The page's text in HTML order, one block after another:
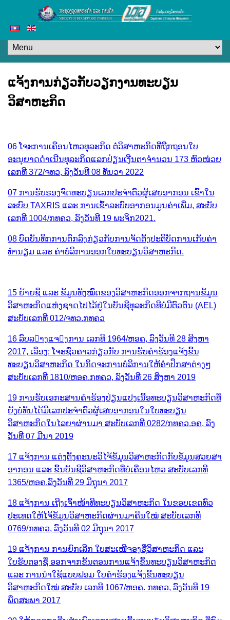
​ແຈ້ງ​ການ​ກ່ຽວກັບວຽກງານທະບຽນ
ວິສາຫະກິດ
06 ໂຈະການເຄືອນໄຫວທຸລະກິດ ຕໍ່ວິສາຫະກິດທີ່ຖືກຖອນໃບ
ອະນຸຍາດດຳເນີນທຸລະກິດແລກປ່ຽນເງີນຕາຈຳນວນ 173 ຫົວໜ່ວຍ
ເລກທີ 372/ຈທວ, ລົງວັນທີ 08 ທັນວາ 2022
07 ການຮັບຮອງຈົດທະບຽນເລກປະຈຳຕົວຜູ້ເສຍອາກອນ ເຂົ້າໃນ
ລະບົບ TAXRIS ແລະ ການເຂົ້າລະບົບອາກອນມູນຄ່າເພີ່ມ, ສະບັບ
ເລກທີ 1004/ກທຄວ, ລົງວັນທີ 19 ພະຈິກ2021.
08 ບົດບັນທຶກການຕົກລົງກ່ຽວກັບການຈັດຕັ້ງປະຕິບັດການເກັບຄ່າ
ທຳນຽມ ແລະ ຄ່າບໍລິການອອກໃບທະບຽນວິສາຫະກິດ.
15 ຍ້າຍຊື່ ແລະ ຂໍ້ມູນທັງໝົດຂອງວິສາຫະກິດອອກຈາກຖານຂໍ້ມູນ
ວິສາຫະກິດແຫ່ງຊາດໄປໄວ້ຢູ່ໃນບັນຊີທຸລະກິດທີບໍ່ມີຕົວຕົນ (AEL)
ສະບັບເລກທີ 012/ຈທວ.ກທຄວ
16 ລົບ​ລາງ​ແຈງ​ການ ​ເລກທີ 1964/ຫອຄ, ລົງ​ວັນ​ທີ 28 ສິງຫາ
2017, ເລື່ອງ: ໂຈະຊົ່ວຄາວກ່ຽວກັບ ການຮັບຄຳຮ້ອງແຈ້ງຂຶ້ນ
ທະບຽນວິສາຫະກິດ ໃນກິດຈະການບໍລິການໃຫ້ຄຳປຶກສາຕ່າງໆ
ສະບັບເລກທີ 1810/ຫອຄ.ກທຄວ, ລົງວັນທີ 26 ສິງຫາ 2019
19 ການຮັບເອກະສານຄຳຮ້ອງປ່ຽນແປງເນື້ອທະບຽນວິສາຫະກິດທີ່
ຍັງບໍ່ທັນໄດ້ມີເລກປະຈຳຕົວຜູ້ເສຍອາກອນໃນໃບທະບຽນ
ວິສາຫະກິດໃນໄລຍາຜ່ານມາ ສະບັບເລກທີ 0282/ກທຄວ.ອຄ, ລົງ
ວັນທີ 07 ມີນາ 2019
17 ແຈ້ງການ ແຕ່ງຕັ້ງຄະນະວິໄຈ້ຂໍ້ມູນວິສາຫະກິດກັບຂໍ້ມູນສວຍສາ
ອາກອນ ແລະ ຂຶ້ນບັນຊີວິສາຫະກິດທີ່ບໍ່ເຄື່ອນໄຫວ ສະບັບເລກທີ
1365/ຫອຄ.​ລົງວັນທີ 29 ມິຖຸນາ 2017
18 ແຈ້ງການ ເຖີງເຈົ້າໜ້າທີທະບຽນວິສາຫະກິດ ໃນຂອບເຂດທົວ
ປະເທດໃຫ້ໄຈ້ຂໍ້ມູນວິສາຫະກິດຜ່ານມາຄືນໃໝ່ ສະບັບເລກທີ
0769/ກທຄວ, ລົງວັນທີ 02 ມີຖຸນາ 2017
19 ແຈ້ງການ ການຍົກເລີກ ໃບສະເໜີຈອງຊື່ວິສາຫະກິດ ແລະ
ໃບຮັບຕອງຊື່ ອອກຈາກຂັ້ນຕອນການແຈ້ງຂຶ້ນທະບຽນວິສາຫະກິດ
ແລະ ການນຳໃຊ້ແບບຟອມ ໃບຄຳຮ້ອງແຈ້ງຂຶ້ນທະບຽນ
ວິສາຫະກິດໃໝ່ ສະບັບ ເລກທີ 1067/ຫອຄ. ກທຄວ, ລົງວັນທີ 19
ພຶດສະພາ 2017